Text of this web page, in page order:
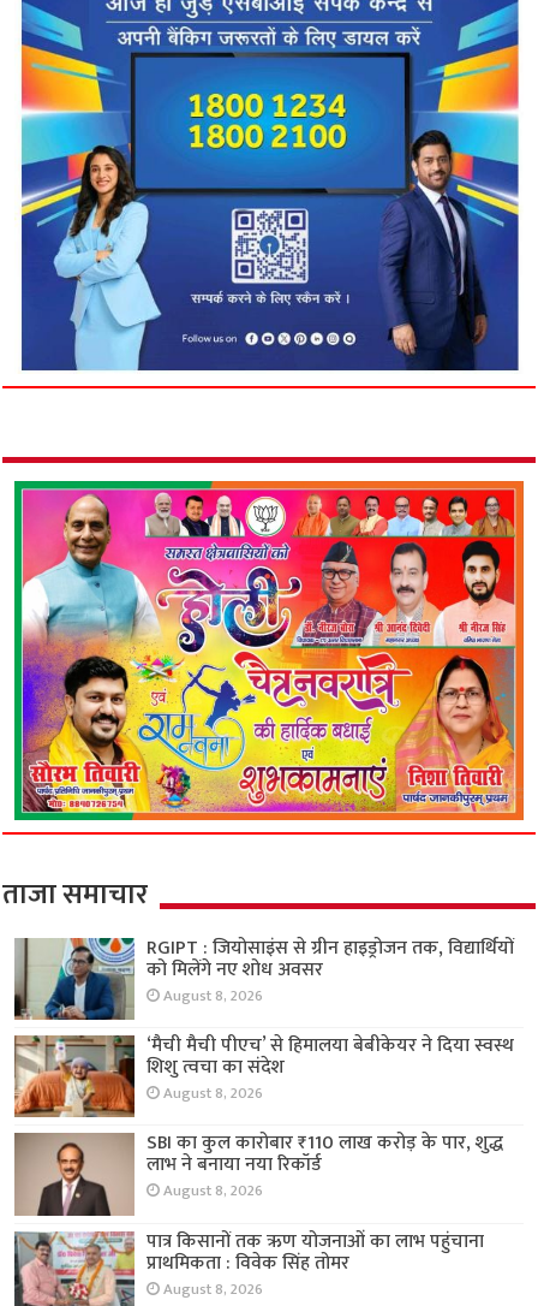
ताजा समाचार
RGIPT : जियोसाइंस से ग्रीन हाइड्रोजन तक, विद्यार्थियों
को मिलेंगे नए शोध अवसर
August 8, 2026
‘मैची मैची पीएच’ से हिमालया बेबीकेयर ने दिया स्वस्थ
शिशु त्वचा का संदेश
August 8, 2026
SBI का कुल कारोबार ₹110 लाख करोड़ के पार, शुद्ध
लाभ ने बनाया नया रिकॉर्ड
August 8, 2026
पात्र किसानों तक ऋण योजनाओं का लाभ पहुंचाना
प्राथमिकता : विवेक सिंह तोमर
August 8, 2026